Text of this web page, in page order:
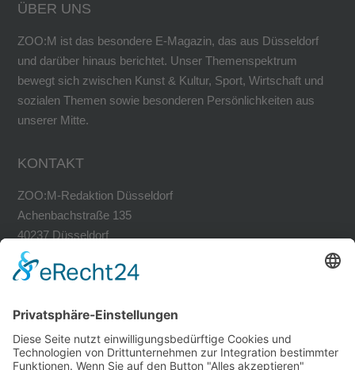
ÜBER UNS
ZOO:M ist das besondere E-Magazin, das aus Düsseldorf
und darüber hinaus berichtet. Unser Themenspektrum
bewegt sich zwischen Kunst & Kultur, Sport, Wirtschaft und
sozialen Themen sowie besonderen Persönlichkeiten aus
unserer Mitte.
KONTAKT
ZOO:M-Redaktion Düsseldorf
Achenbachstraße 135
40237 Düsseldorf
Tel. 0211-30200741
Fax 0211-30200749
RECHTLICHES